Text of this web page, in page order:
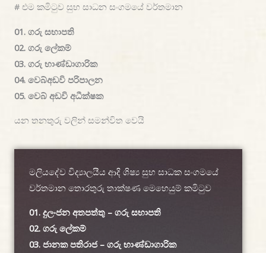
# එම කමිටුව සුභ සාධන සංගමයේ වර්තමාන
01. ගරු සභාපති
02. ගරු ලේකම්
03. ගරු භාණ්ඩාගාරික
04. වෙබ්අඩවි පරිපාලන
05. වෙබ් අඩවි අධීක්ෂක
යන තනතුරු වලින් සමන්විත වෙයි
මලියදේව විද්‍යාලයීය ආදි ශිෂ්‍ය සුභ සාධක සංගමයේ
වර්තමාන තොරතුරු තාක්ෂණ මෙහෙයුම් කමිටුව
01. දුලංජන අතපත්තු – ගරු සභාපති
02. ගරු ලේකම්
03. ජානක පතිරාජ – ගරු භාණ්ඩාගාරික